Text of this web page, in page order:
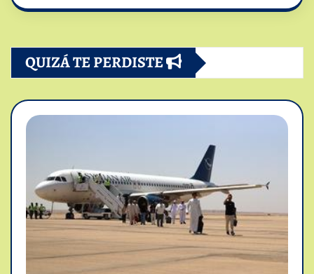
QUIZÁ TE PERDISTE